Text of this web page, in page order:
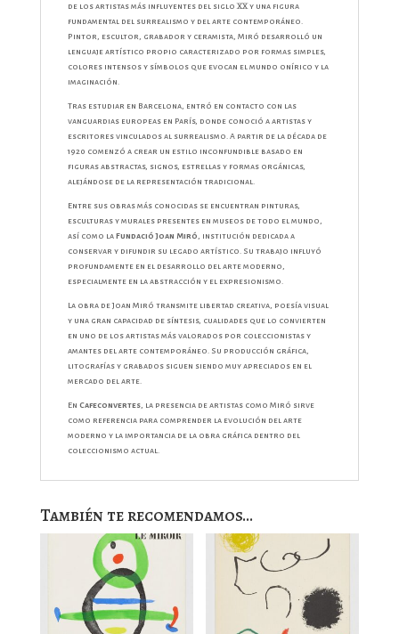
de los artistas más influyentes del siglo XX y una figura
fundamental del surrealismo y del arte contemporáneo.
Pintor, escultor, grabador y ceramista, Miró desarrolló un
lenguaje artístico propio caracterizado por formas simples,
colores intensos y símbolos que evocan el mundo onírico y la
imaginación.
Tras estudiar en Barcelona, entró en contacto con las
vanguardias europeas en París, donde conoció a artistas y
escritores vinculados al surrealismo. A partir de la década de
1920 comenzó a crear un estilo inconfundible basado en
figuras abstractas, signos, estrellas y formas orgánicas,
alejándose de la representación tradicional.
Entre sus obras más conocidas se encuentran pinturas,
esculturas y murales presentes en museos de todo el mundo,
así como la Fundació Joan Miró , institución dedicada a
conservar y difundir su legado artístico. Su trabajo influyó
profundamente en el desarrollo del arte moderno,
especialmente en la abstracción y el expresionismo.
La obra de Joan Miró transmite libertad creativa, poesía visual
y una gran capacidad de síntesis, cualidades que lo convierten
en uno de los artistas más valorados por coleccionistas y
amantes del arte contemporáneo. Su producción gráfica,
litografías y grabados siguen siendo muy apreciados en el
mercado del arte.
En Cafeconvertes, la presencia de artistas como Miró sirve
como referencia para comprender la evolución del arte
moderno y la importancia de la obra gráfica dentro del
coleccionismo actual.
También te recomendamos…